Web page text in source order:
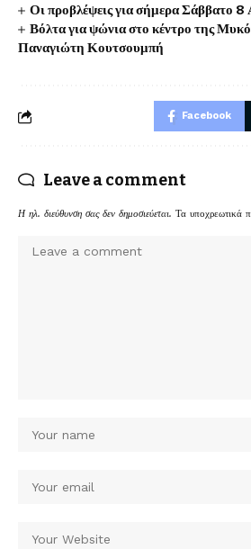
Οι προβλέψεις για σήμερα Σάββατο
Βόλτα για ψώνια στο κέντρο της
Παναγιώτη Κουτσουμπή
Facebook
Leave a comment
Η ηλ. διεύθυνση σας δεν δημοσιεύεται. Τα υποχρεωτικά